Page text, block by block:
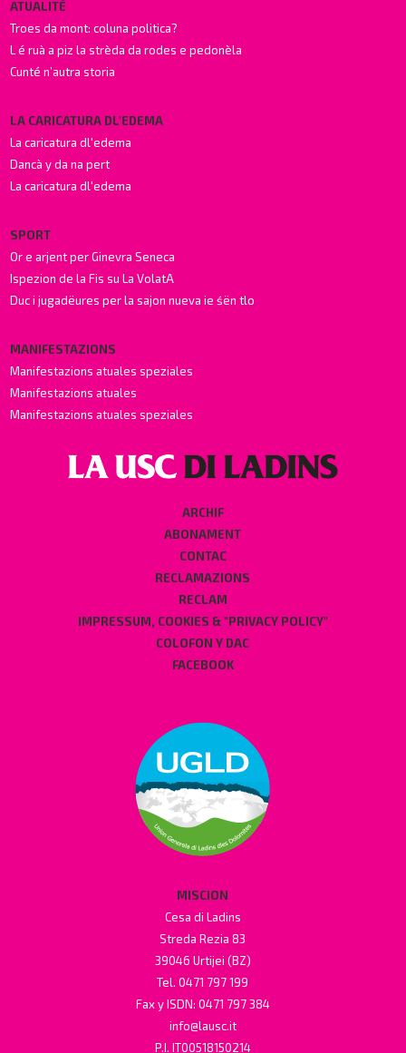
ATUALITÉ
Troes da mont: coluna politica?
L é ruà a piz la strèda da rodes e pedonèla
Cunté n’autra storia
LA CARICATURA DL'EDEMA
La caricatura dl'edema
Dancà y da na pert
La caricatura dl'edema
SPORT
Or e arjent per Ginevra Seneca
Ispezion de la Fis su La VolatA
Duc i jugadëures per la sajon nueva ie śën tlo
MANIFESTAZIONS
Manifestazions atuales speziales
Manifestazions atuales
Manifestazions atuales speziales
ARCHIF
ABONAMENT
CONTAC
RECLAMAZIONS
RECLAM
IMPRESSUM, COOKIES & "PRIVACY POLICY"
COLOFON Y DAC
FACEBOOK
MISCION
Cesa di Ladins
Streda Rezia 83
39046 Urtijei (BZ)
Tel. 0471 797 199
Fax y ISDN: 0471 797 384
info@lausc.it
P.I. IT00518150214